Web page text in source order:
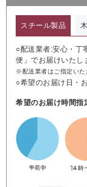
スチール製品
○配送業者:安心・丁
便」でお届けいたし
※配送業者はご指定いた
○希望のお届け日・
希望のお届け時間指